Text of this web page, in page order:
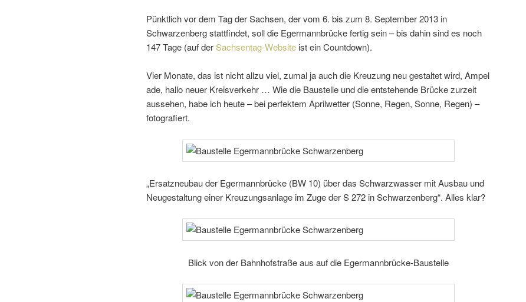
Pünktlich vor dem Tag der Sachsen, der vom 6. bis zum 8. September 2013 in
Schwarzenberg statt­findet, soll die Egermannbrücke fertig sein – bis dahin sind es noch
147 Tage (auf derSachsentag-Website ist ein Countdown).
Vier Monate, das ist nicht allzu viel, zumal ja auch die Kreuzung neu gestaltet wird, Ampel
ade, hallo neuer Kreisverkehr … Wie die Baustelle und die entste­hende Brücke zurzeit
aussehen, habe ich heute – bei perfektem Aprilwetter (Sonne, Regen, Sonne, Regen) –
fotografiert.
„Ersatzneubau der Egermannbrücke (BW 10) über das Schwarzwasser mit Ausbau und
Neugestaltung einer Kreuzungsanlage im Zuge der S 272 in Schwarzenberg“. Alles klar?
Blick von der Bahnhofstraße aus auf die Egermannbrücke-Baustelle